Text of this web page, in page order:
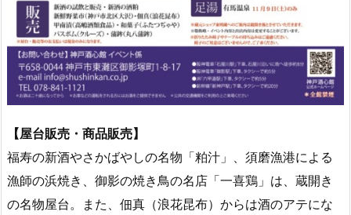
【屋台販売・商品販売】
福寿の新酒やさかばやしの名物「粕汁」、須磨漁港による
漁師の浜焼き、御影の焼き鳥の名店「一喜鶏」は、蔵開き
の名物屋台。また、佃真（浪花昆布）からは酒のアテにな